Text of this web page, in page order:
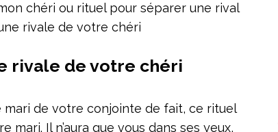
chéri ou rituel pour séparer une rival
rivale de votre chéri
rivale de votre chéri
de votre conjointe de fait, ce rituel
Il n’aura que vous dans ses yeux,